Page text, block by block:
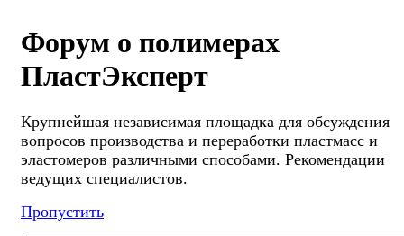
Форум о полимерах
ПластЭксперт
Крупнейшая независимая площадка для обсуждения
вопросов производства и переработки пластмасс и
эластомеров различными способами. Рекомендации
ведущих специалистов.
Пропустить